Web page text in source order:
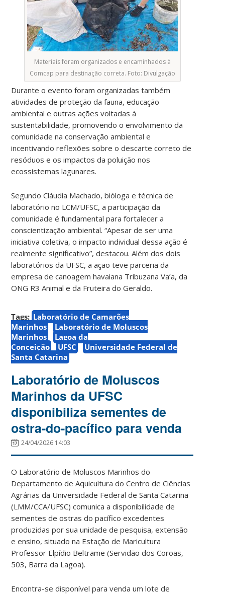
Materiais foram organizados e encaminhados à
Comcap para destinação correta. Foto: Divulgação
Durante o evento foram organizadas também
atividades de proteção da fauna, educação
ambiental e outras ações voltadas à
sustentabilidade, promovendo o envolvimento da
comunidade na conservação ambiental e
incentivando reflexões sobre o descarte correto de
resóduos e os impactos da poluição nos
ecossistemas lagunares.
Segundo Cláudia Machado, bióloga e técnica de
laboratório no LCM/UFSC, a participação da
comunidade é fundamental para fortalecer a
conscientização ambiental. “Apesar de ser uma
iniciativa coletiva, o impacto individual dessa ação é
realmente significativo”, destacou. Além dos dois
laboratórios da UFSC, a ação teve parceria da
empresa de canoagem havaiana Tribuzana Va’a, da
ONG R3 Animal e da Fruteira do Geraldo.
Tags: Laboratório de Camarões
Marinhos
Laboratório de Moluscos
Marinhos
Lagoa da
Conceição
UFSC
Universidade Federal de
Santa Catarina
Laboratório de Moluscos
Marinhos da UFSC
disponibiliza sementes de
ostra-do-pacífico para venda
24/04/2026 14:03
O Laboratório de Moluscos Marinhos do
Departamento de Aquicultura do Centro de Ciências
Agrárias da Universidade Federal de Santa Catarina
(LMM/CCA/UFSC) comunica a disponibilidade de
sementes de ostras do pacífico excedentes
produzidas por sua unidade de pesquisa, extensão
e ensino, situado na Estação de Maricultura
Professor Elpídio Beltrame (Servidão dos Coroas,
503, Barra da Lagoa).
Encontra-se disponível para venda um lote de